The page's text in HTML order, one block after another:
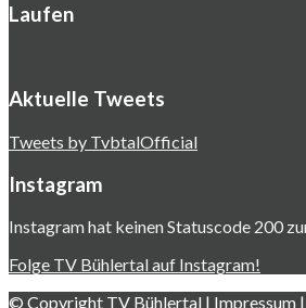
Laufen
Aktuelle Tweets
Tweets by TvbtalOfficial
Instagram
Instagram hat keinen Statuscode 200
Folge TV Bühlertal auf Instagram!
© Copyright TV Bühlertal | Impressum |